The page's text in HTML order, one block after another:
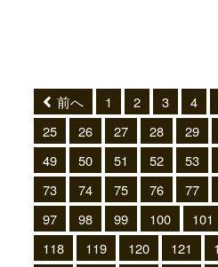
前へ 1 2 3 4
25
26 27 28 29
49
50 51 52 53
73
74 75 76 77
97
98 99 100 101
118
119 120 121